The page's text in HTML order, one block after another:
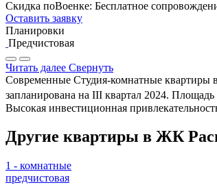
Скидка поВоенке: Бесплатное
Оставить заявку
Планировки
Предчистовая
Читать далее Свернуть
Современные Студия-комнатные квартиры
запланирована на III квартал 2024.
Высокая инвестиционная
Другие квартиры в ЖК
1 - комнатные
предчистовая